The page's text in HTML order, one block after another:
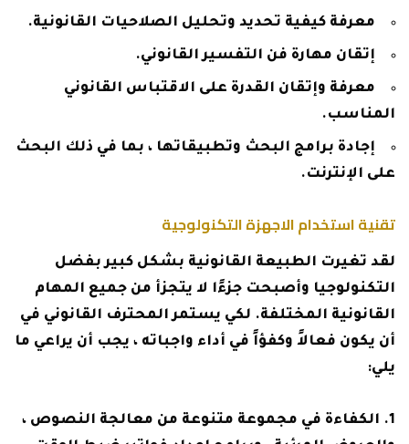
معرفة كيفية تحديد وتحليل الصلاحيات القانونية.
إتقان مهارة فن التفسير القانوني.
معرفة وإتقان القدرة على الاقتباس القانوني
المناسب.
إجادة برامج البحث وتطبيقاتها ، بما في ذلك البحث
على الإنترنت.
تقنية استخدام الاجهزة التكنولوجية
لقد تغيرت الطبيعة القانونية بشكل كبير بفضل
التكنولوجيا وأصبحت جزءًا لا يتجزأ من جميع المهام
القانونية المختلفة. لكي يستمر المحترف القانوني في
أن يكون فعالاً وكفؤاً في أداء واجباته ، يجب أن يراعي ما
يلي:
الكفاءة في مجموعة متنوعة من معالجة النصوص ،